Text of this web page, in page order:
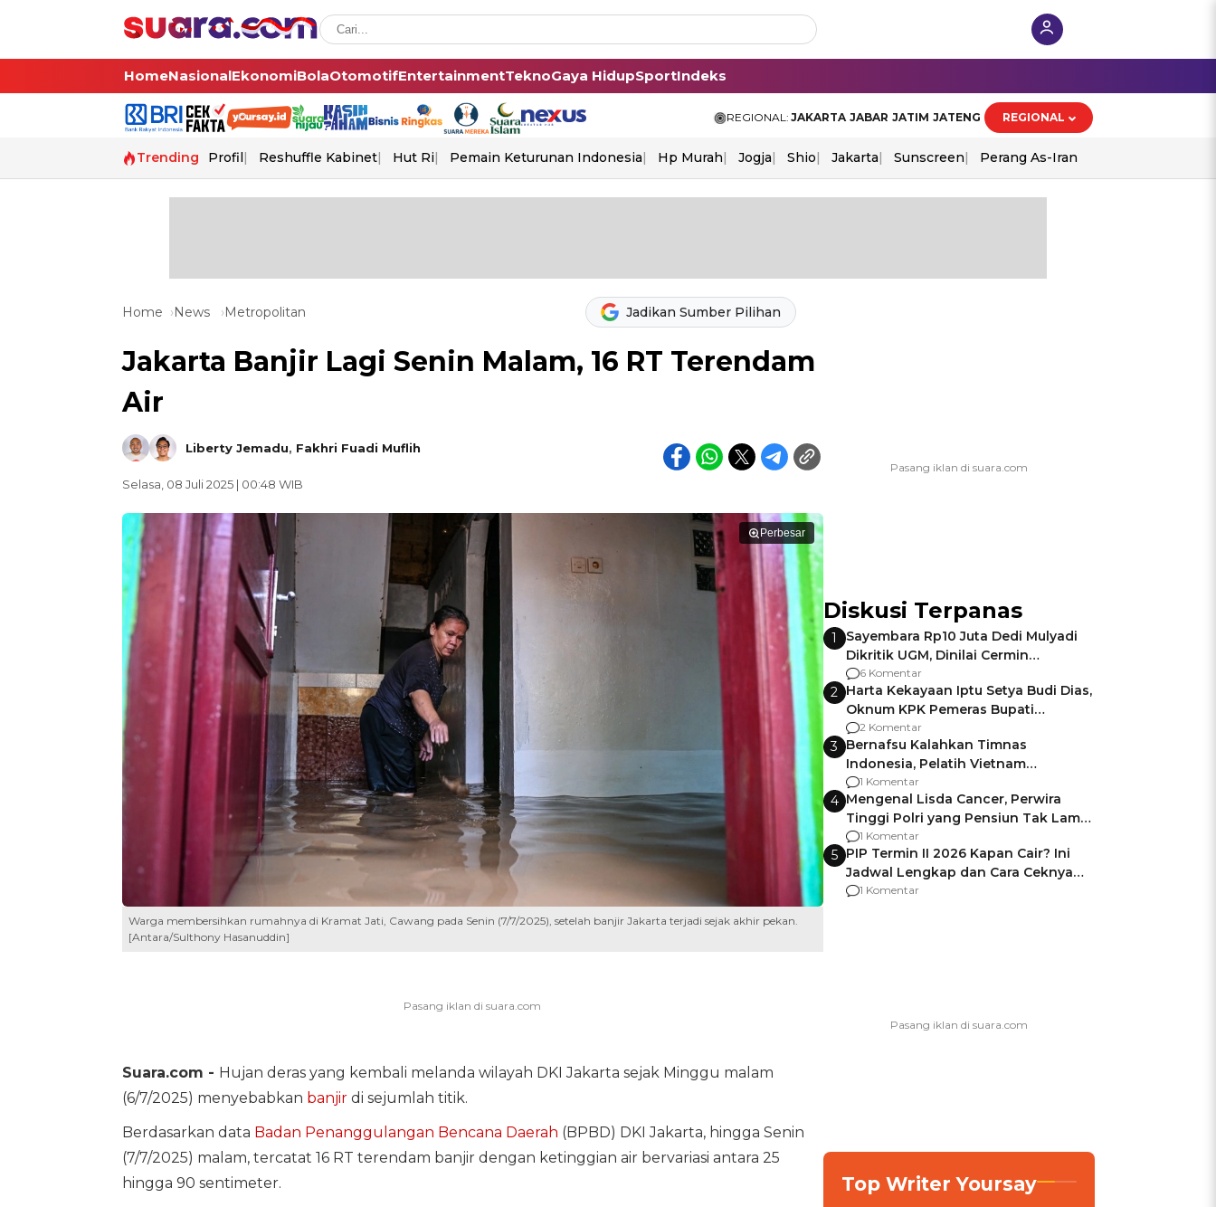
HomeNasionalEkonomiBolaOtomotifEntertainmentTeknoGaya HidupSportIndeks
REGIONAL: JAKARTA JABAR JATIM JATENG REGIONAL
Trending Profil Reshuffle Kabinet Hut Ri Pemain Keturunan Indonesia Hp Murah Jogja Shio Jakarta Sunscreen Perang As-Iran
Home News Metropolitan Jadikan Sumber Pilihan
Jakarta Banjir Lagi Senin Malam, 16 RT Terendam
Air
Liberty Jemadu, Fakhri Fuadi Muflih
Selasa, 08 Juli 2025 | 00:48 WIB
Perbesar
Warga membersihkan rumahnya di Kramat Jati, Cawang pada Senin (7/7/2025), setelah banjir Jakarta terjadi sejak akhir pekan.
[Antara/Sulthony Hasanuddin]
Suara.com - Hujan deras yang kembali melanda wilayah DKI Jakarta sejak Minggu malam
(6/7/2025) menyebabkan banjirdi sejumlah titik.
Berdasarkan data Badan Penanggulangan Bencana Daerah (BPBD) DKI Jakarta, hingga Senin
(7/7/2025) malam, tercatat 16 RT terendam banjir dengan ketinggian air bervariasi antara 25
hingga 90 sentimeter.
Diskusi Terpanas
1
Sayembara Rp10 Juta Dedi Mulyadi
Dikritik UGM, Dinilai Cermin
Gagalnya Negara Jamin Keamanan
6 Komentar
2 Harta Kekayaan Iptu Setya Budi Dias,
Oknum KPK Pemeras Bupati
Pemalang
2 Komentar
3 Bernafsu Kalahkan Timnas
Indonesia, Pelatih Vietnam
Berencana Pakai Jimat di Pakansari
1 Komentar
4 Mengenal Lisda Cancer, Perwira
Tinggi Polri yang Pensiun Tak Lama
Usai Jadi Brigjen
1 Komentar
5 PIP Termin II 2026 Kapan Cair? Ini
Jadwal Lengkap dan Cara Ceknya
agar Dana Tidak Hangus!
1 Komentar
Top Writer Yoursay